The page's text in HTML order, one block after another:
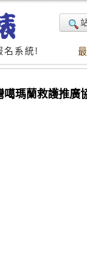
名系統!
噶瑪蘭救護推